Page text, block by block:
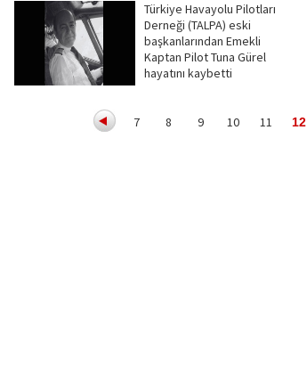
Türkiye Havayolu Pilotları
Derneği (TALPA) eski
başkanlarından Emekli
Kaptan Pilot Tuna Gürel
hayatını kaybetti
7 8 9 10 11 12